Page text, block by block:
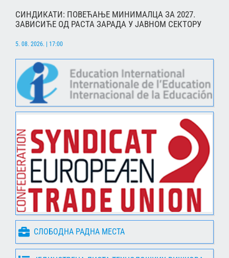
СИНДИКАТИ: ПОВЕЋАЊЕ МИНИМАЛЦА ЗА 2027.
ЗАВИСИЋЕ ОД РАСТА ЗАРАДА У ЈАВНОМ СЕКТОРУ
5. 08. 2026. | 17:00
СЛОБОДНА РАДНА МЕСТА